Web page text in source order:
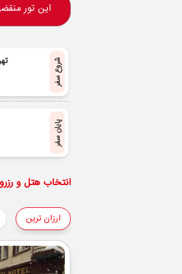
این تور
شروع سفر
پایان سفر
انتخاب هتل و رزرو
ارزان ترین